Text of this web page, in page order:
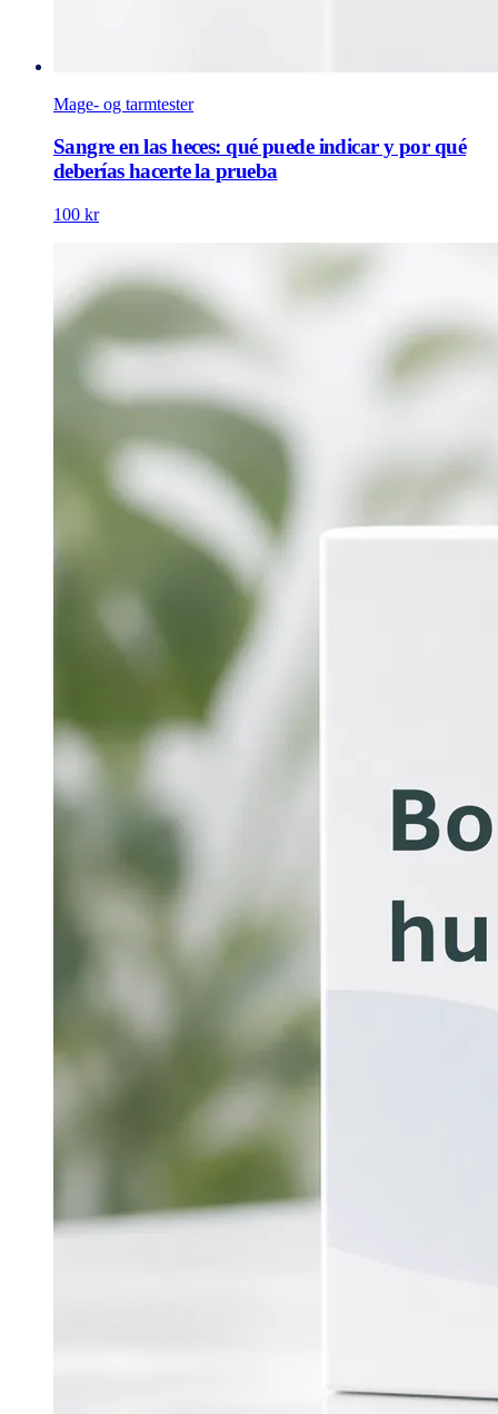
Mage- og tarmtester
Sangre en las heces: qué puede indicar y por qué
deberías hacerte la prueba
100 kr